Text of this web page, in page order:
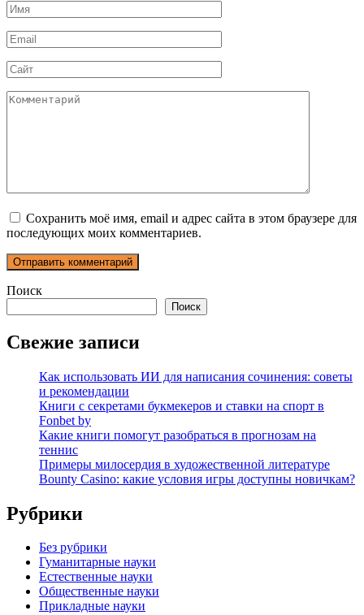
Имя
*
Email
*
Сайт
Комментарий
Сохранить моё имя, email и адрес сайта в этом браузере для
последующих моих комментариев.
Поиск
Поиск
Свежие записи
Как использовать ИИ для написания сочинения: советы
и рекомендации
Книги с секретами букмекеров и ставки на спорт в
Fonbet by
Какие книги помогут разобраться в прогнозам на
теннис
Примеры милосердия в художественной литературе
Bounty Casino: какие условия игры доступны новичкам?
Рубрики
Без рубрики
Гуманитарные науки
Естественные науки
Общественные науки
Прикладные науки